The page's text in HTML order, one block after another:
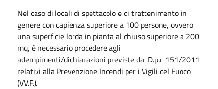
Nel caso di locali di spettacolo e di trattenimento in
genere con capienza superiore a 100 persone, ovvero
una superficie lorda in pianta al chiuso superiore a 200
mq, è necessario procedere agli
adempimenti/dichiarazioni previste dal D.p.r. 151/2011
relativi alla Prevenzione Incendi per i Vigili del Fuoco
(VV.F.).